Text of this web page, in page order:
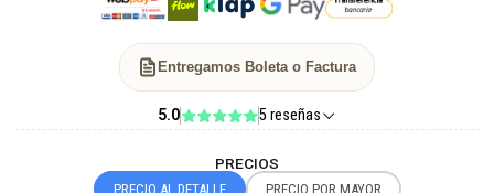
Entregamos Boleta o Factura
5.0 5 reseñas
PRECIOS
PRECIO AL DETALLE PRECIO POR MAYOR